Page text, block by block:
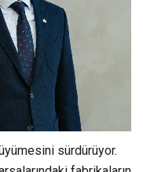
sürdürüyor.